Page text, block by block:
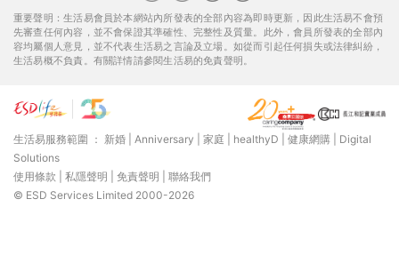
重要聲明：生活易會員於本網站內所發表的全部內容為即時更新，因此生活易不會預
先審查任何內容，並不會保證其準確性、完整性及質量。此外，會員所發表的全部內
容均屬個人意見，並不代表生活易之言論及立場。如從而引起任何損失或法律糾紛，
生活易概不負責。有關詳情請參閱生活易的免責聲明。
生活易服務範圍 ： 新婚 Anniversary 家庭 healthyD 健康網購
Digital
Solutions
使用條款
私隱聲明 免責聲明
聯絡我們
© ESD Services Limited 2000-2026